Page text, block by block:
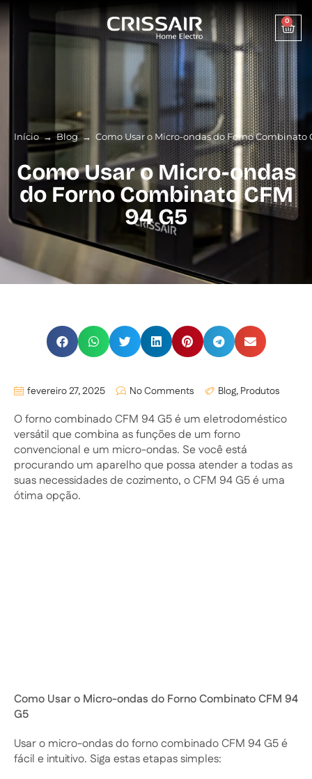
0
Início → Blog → Como Usar o Micro-ondas do Forno Combinato
Como Usar o Micro-ondas
do Forno Combinato CFM
94 G5
fevereiro 27, 2025 No Comments Blog, Produtos
O forno combinado CFM 94 G5 é um eletrodoméstico
versátil que combina as funções de um forno
convencional e um micro-ondas. Se você está
procurando um aparelho que possa atender a todas as
suas necessidades de cozimento, o CFM 94 G5 é uma
ótima opção.
Como Usar o Micro-ondas do Forno Combinato CFM 94
G5
Usar o micro-ondas do forno combinado CFM 94 G5 é
fácil e intuitivo. Siga estas etapas simples: